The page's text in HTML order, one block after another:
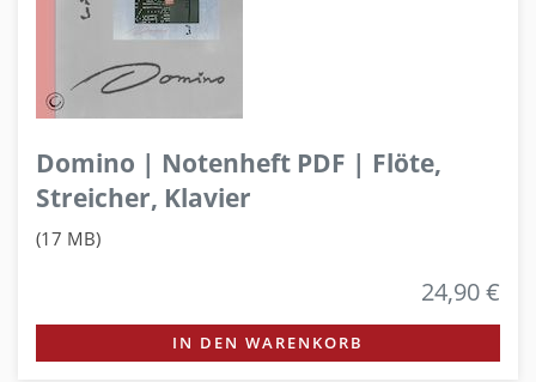
Domino | Notenheft PDF | Flöte,
Streicher, Klavier
(17 MB)
24,90 €
IN DEN WARENKORB